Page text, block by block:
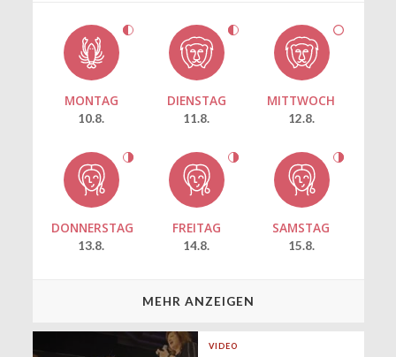
MONTAG
10.8.
DIENSTAG
11.8.
MITTWOCH
12.8.
DONNERSTAG
13.8.
FREITAG
14.8.
SAMSTAG
15.8.
MEHR ANZEIGEN
VIDEO